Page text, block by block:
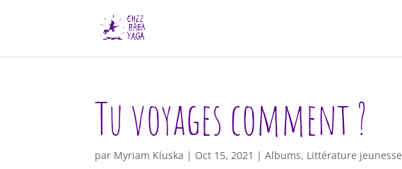
Tu voyages comment ?
par Myriam Kluska | Oct 15, 2021 |Albums, Littérature jeunesse